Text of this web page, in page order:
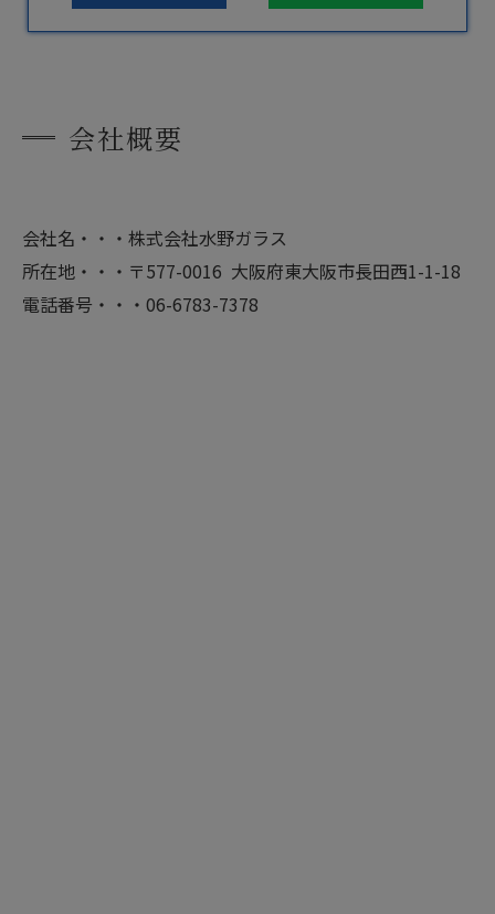
会社概要
会社名・・・株式会社水野ガラス
所在地・・・〒577-0016 大阪府東大阪市長田西1-1-18
電話番号・・・06-6783-7378